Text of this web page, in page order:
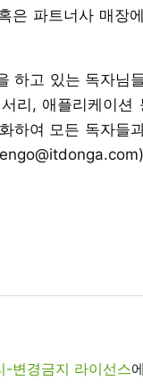
은 파트너사 매장
하고 있는 독자님
리, 애플리케이션
하여 모든 독자들
변경금지 라이선스